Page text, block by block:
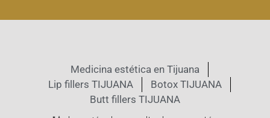
Medicina estética en Tijuana
Lip fillers TIJUANA
Botox TIJUANA
Butt fillers TIJUANA